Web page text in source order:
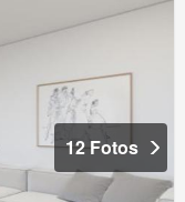
12 Fotos